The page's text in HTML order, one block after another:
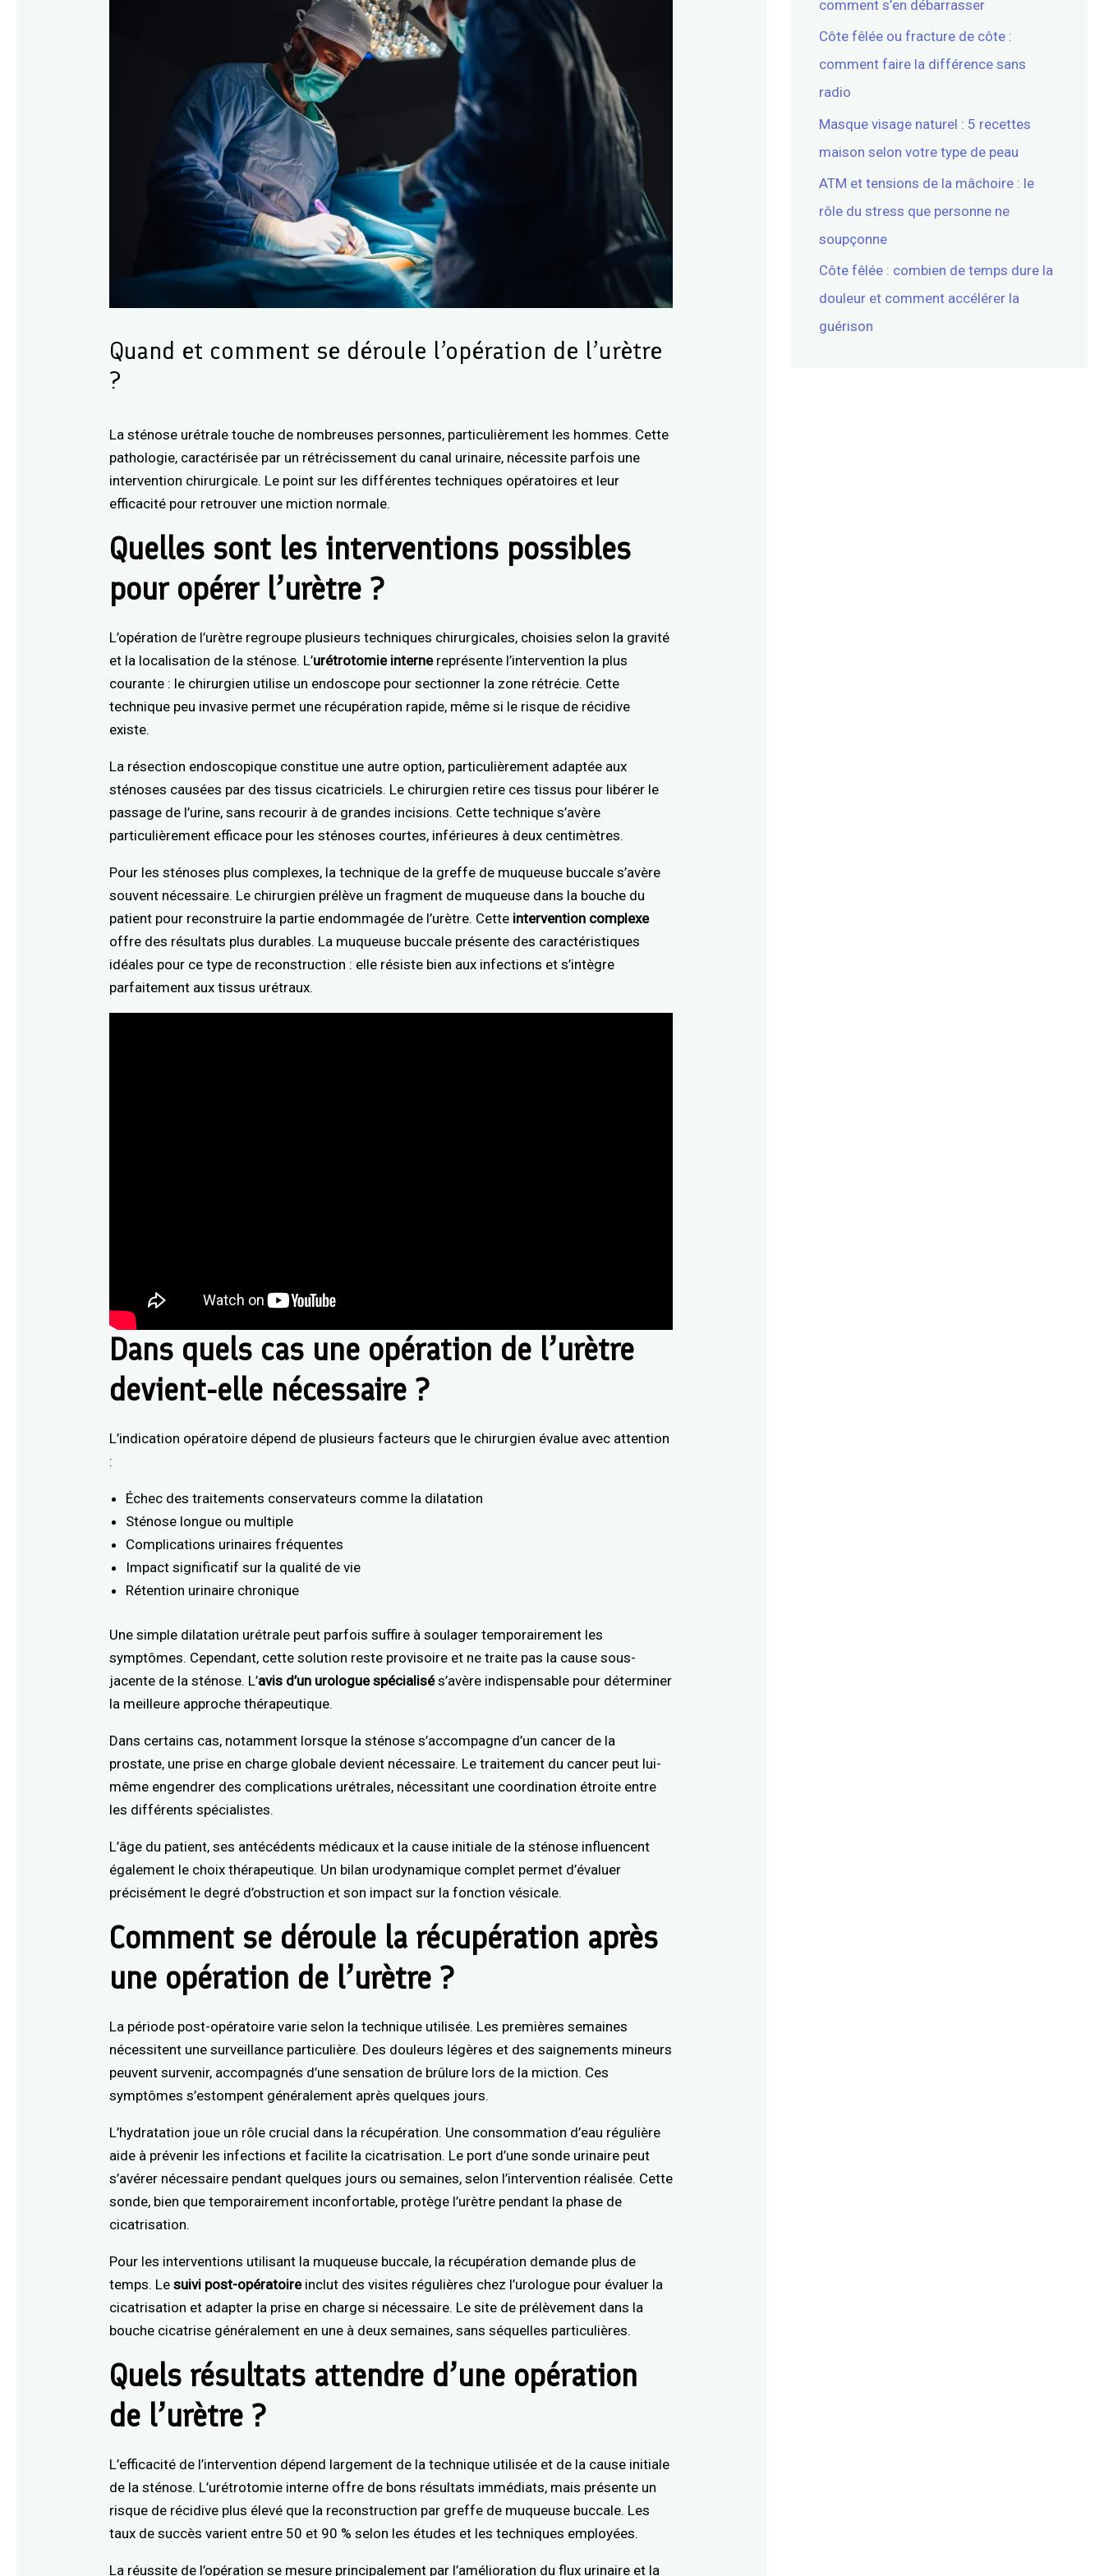
Quand et comment se déroule l’opération de l’urètre
?
La sténose urétrale touche de nombreuses personnes, particulièrement les hommes. Cette
pathologie, caractérisée par un rétrécissement du canal urinaire, nécessite parfois une
intervention chirurgicale. Le point sur les différentes techniques opératoires et leur
efficacité pour retrouver une miction normale.
Quelles sont les interventions possibles
pour opérer l’urètre ?
L’opération de l’urètre regroupe plusieurs techniques chirurgicales, choisies selon la gravité
et la localisation de la sténose. L’urétrotomie internereprésente l’intervention la plus
courante : le chirurgien utilise un endoscope pour sectionner la zone rétrécie. Cette
technique peu invasive permet une récupération rapide, même si le risque de récidive
existe.
La résection endoscopique constitue une autre option, particulièrement adaptée aux
sténoses causées par des tissus cicatriciels. Le chirurgien retire ces tissus pour libérer le
passage de l’urine, sans recourir à de grandes incisions. Cette technique s’avère
particulièrement efficace pour les sténoses courtes, inférieures à deux centimètres.
Pour les sténoses plus complexes, la technique de la greffe de muqueuse buccale s’avère
souvent nécessaire. Le chirurgien prélève un fragment de muqueuse dans la bouche du
patient pour reconstruire la partie endommagée de l’urètre. Cette intervention complexe
offre des résultats plus durables. La muqueuse buccale présente des caractéristiques
idéales pour ce type de reconstruction : elle résiste bien aux infections et s’intègre
parfaitement aux tissus urétraux.
Dans quels cas une opération de l’urètre
devient-elle nécessaire ?
L’indication opératoire dépend de plusieurs facteurs que le chirurgien évalue avec attention
:
Échec des traitements conservateurs comme la dilatation
Sténose longue ou multiple
Complications urinaires fréquentes
Impact significatif sur la qualité de vie
Rétention urinaire chronique
Une simple dilatation urétrale peut parfois suffire à soulager temporairement les
symptômes. Cependant, cette solution reste provisoire et ne traite pas la cause sous-
jacente de la sténose. L’avis d’un urologue spécialisés’avère indispensable pour déterminer
la meilleure approche thérapeutique.
Dans certains cas, notamment lorsque la sténose s’accompagne d’un cancer de la
prostate, une prise en charge globale devient nécessaire. Le traitement du cancer peut lui-
même engendrer des complications urétrales, nécessitant une coordination étroite entre
les différents spécialistes.
L’âge du patient, ses antécédents médicaux et la cause initiale de la sténose influencent
également le choix thérapeutique. Un bilan urodynamique complet permet d’évaluer
précisément le degré d’obstruction et son impact sur la fonction vésicale.
Comment se déroule la récupération après
une opération de l’urètre ?
La période post-opératoire varie selon la technique utilisée. Les premières semaines
nécessitent une surveillance particulière. Des douleurs légères et des saignements mineurs
peuvent survenir, accompagnés d’une sensation de brûlure lors de la miction. Ces
symptômes s’estompent généralement après quelques jours.
L’hydratation joue un rôle crucial dans la récupération. Une consommation d’eau régulière
aide à prévenir les infections et facilite la cicatrisation. Le port d’une sonde urinaire peut
s’avérer nécessaire pendant quelques jours ou semaines, selon l’intervention réalisée. Cette
sonde, bien que temporairement inconfortable, protège l’urètre pendant la phase de
cicatrisation.
Pour les interventions utilisant la muqueuse buccale, la récupération demande plus de
temps. Lesuivi post-opératoireinclut des visites régulières chez l’urologue pour évaluer la
cicatrisation et adapter la prise en charge si nécessaire. Le site de prélèvement dans la
bouche cicatrise généralement en une à deux semaines, sans séquelles particulières.
Quels résultats attendre d’une opération
de l’urètre ?
L’efficacité de l’intervention dépend largement de la technique utilisée et de la cause initiale
de la sténose. L’urétrotomie interne offre de bons résultats immédiats, mais présente un
risque de récidive plus élevé que la reconstruction par greffe de muqueuse buccale. Les
taux de succès varient entre 50 et 90 % selon les études et les techniques employées.
La réussite de l’opération se mesure principalement par l’amélioration du flux urinaire et la
comment s’en débarrasser
Côte fêlée ou fracture de côte :
comment faire la différence sans
radio
Masque visage naturel : 5 recettes
maison selon votre type de peau
ATM et tensions de la mâchoire : le
rôle du stress que personne ne
soupçonne
Côte fêlée : combien de temps dure la
douleur et comment accélérer la
guérison